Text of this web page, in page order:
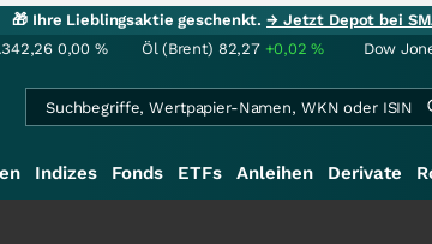
🎁 Ihre Lieblingsaktie geschenkt.→ Jetzt Depot bei
0,00 % Öl (Brent) 82,27 +0,02% Dow
Indizes Fonds ETFs Anleihen Derivate